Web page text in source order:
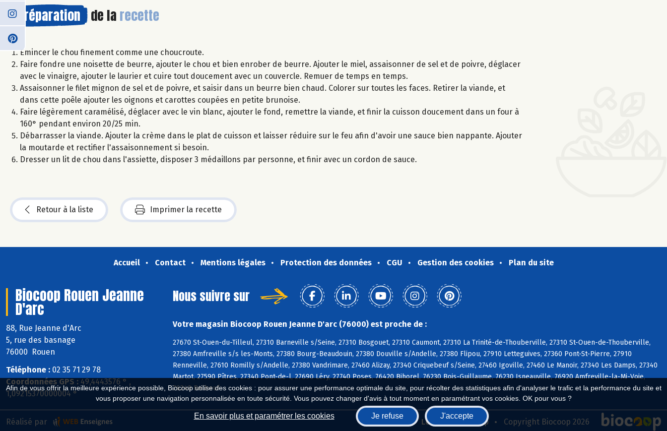
Afin de vous offrir la meilleure expérience possible, Biocoop utilise des cookies : pour assurer une performance optimale du site, pour récolter des statistiques afin d'analyser le trafic et la performance du site et
vous proposer une navigation personnalisée en toute sécurité. Vous pouvez changer d'avis à tout moment en paramétrant vos cookies. OK pour vous ?
En savoir plus et paramétrer les cookies Je refuse J'accepte
Préparation de la recette
Emincer le chou finement comme une choucroute.
Faire fondre une noisette de beurre, ajouter le chou et bien enrober de beurre. Ajouter le miel, assaisonner de sel et de poivre, déglacer
avec le vinaigre, ajouter le laurier et cuire tout doucement avec un couvercle. Remuer de temps en temps.
Assaisonner le filet mignon de sel et de poivre, et saisir dans un beurre bien chaud. Colorer sur toutes les faces. Retirer la viande, et
dans cette poêle ajouter les oignons et carottes coupées en petite brunoise.
Faire légèrement caramélisé, déglacer avec le vin blanc, ajouter le fond, remettre la viande, et finir la cuisson doucement dans un four à
160° pendant environ 20/25 min.
Débarrasser la viande. Ajouter la crème dans le plat de cuisson et laisser réduire sur le feu afin d'avoir une sauce bien nappante. Ajouter
la moutarde et rectifier l'assaisonnement si besoin.
Dresser un lit de chou dans l'assiette, disposer 3 médaillons par personne, et finir avec un cordon de sauce.
Retour à la liste Imprimer la recette
Accueil Contact Mentions légales Protection des données CGU Gestion des cookies Plan du site
Biocoop Rouen Jeanne
D'arc
88, Rue Jeanne d'Arc
5, rue des basnage
76000 Rouen
Téléphone : 02 35 71 29 78
Coordonnées GPS : 49,4443576 ° ,
1,09215370000004 °
Nous suivre sur
Votre magasin Biocoop Rouen Jeanne D'arc (76000) est proche de :
27670 St-Ouen-du-Tilleul, 27310 Barneville s/Seine, 27310 Bosgouet, 27310 Caumont, 27310 La Trinité-de-Thouberville, 27310 St-Ouen-de-Thouberville,
27380 Amfreville s/s les-Monts, 27380 Bourg-Beaudouin, 27380 Douville s/Andelle, 27380 Flipou, 27910 Letteguives, 27360 Pont-St-Pierre, 27910
Renneville, 27610 Romilly s/Andelle, 27380 Vandrimare, 27460 Alizay, 27340 Criquebeuf s/Seine, 27460 Igoville, 27460 Le Manoir, 27340 Les Damps, 27340
Martot, 27590 Pîtres, 27340 Pont-de-l, 27690 Léry, 27740 Poses, 76420 Bihorel, 76230 Bois-Guillaume, 76230 Isneauville, 76920 Amfreville-la-Mi-Voie,
76240 Belbeuf
Biocoop.fr Le réseau Biocoop Copyright Biocoop 2026
Réalisé par